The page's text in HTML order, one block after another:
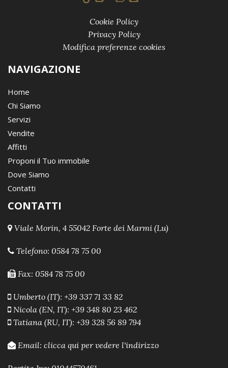
Cookie Policy
Privacy Policy
Modifica preferenze cookies
NAVIGAZIONE
Home
Chi Siamo
Servizi
Vendite
Affitti
Proponi il Tuo immobile
Dove Siamo
Contatti
CONTATTI
Viale Morin, 4 55042 Forte dei Marmi (Lu)
Telefono: 0584 78 75 00
Fax: 0584 78 75 00
Umberto (IT): +39 337 71 33 82
Nicola (EN, IT): +39 348 80 23 462
Tatiana (RU, IT): +39 328 56 89 794
Email: clicca qui per vedere l'indirizzo